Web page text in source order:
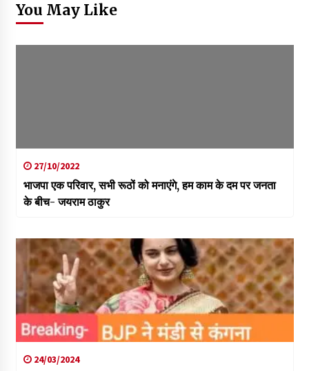
You May Like
27/10/2022
भाजपा एक परिवार, सभी रूठों को मनाएंगे, हम काम के दम पर जनता
के बीच- जयराम ठाकुर
24/03/2024